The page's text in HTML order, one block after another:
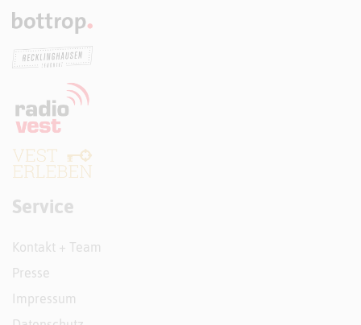
Service
Kontakt + Team
Presse
Impressum